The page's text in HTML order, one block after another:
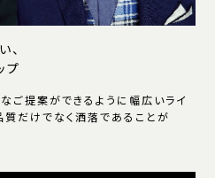
、
プ
ご提案ができるように幅広いライ
質だけでなく洒落であることが